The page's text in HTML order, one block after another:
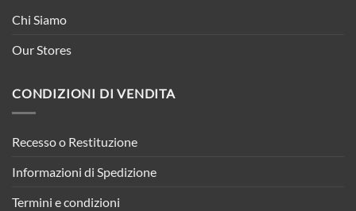
Chi Siamo
Our Stores
CONDIZIONI DI VENDITA
Recesso o Restituzione
Informazioni di Spedizione
Termini e condizioni